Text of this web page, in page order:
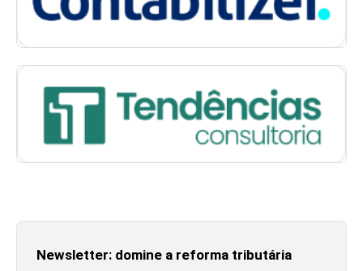
Newsletter: domine a reforma tributária